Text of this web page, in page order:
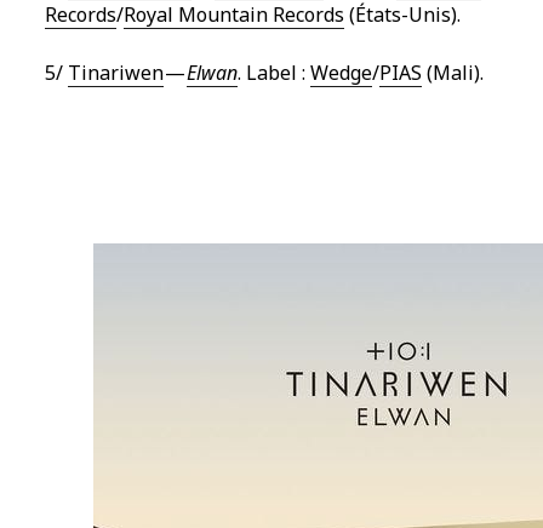
Records/Royal Mountain Records (États-Unis).
5/ Tinariwen—Elwan. Label :Wedge/PIAS (Mali).